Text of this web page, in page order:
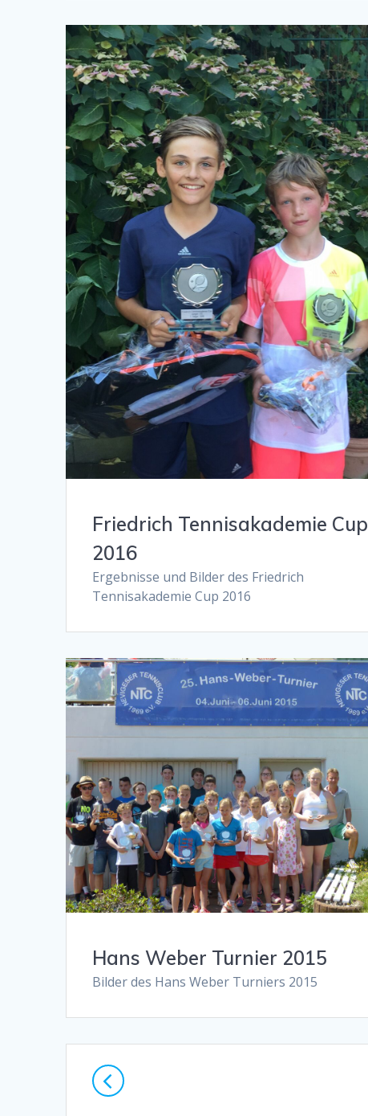
Friedrich Tennisakademie Cup
2016
Ergebnisse und Bilder des Friedrich
Tennisakademie Cup 2016
Hans Weber Turnier 2015
Bilder des Hans Weber Turniers 2015
Posts
navigation